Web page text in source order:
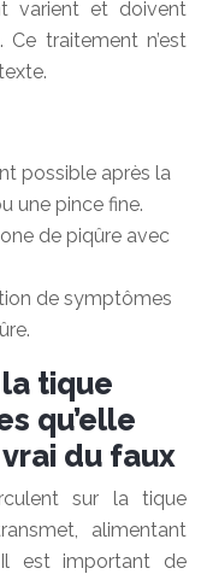
varient et doivent
traitement n’est
possible après la
une pince fine.
de piqûre avec
de symptômes
tique
qu’elle
du faux
sur la tique
alimentant
Il est important de